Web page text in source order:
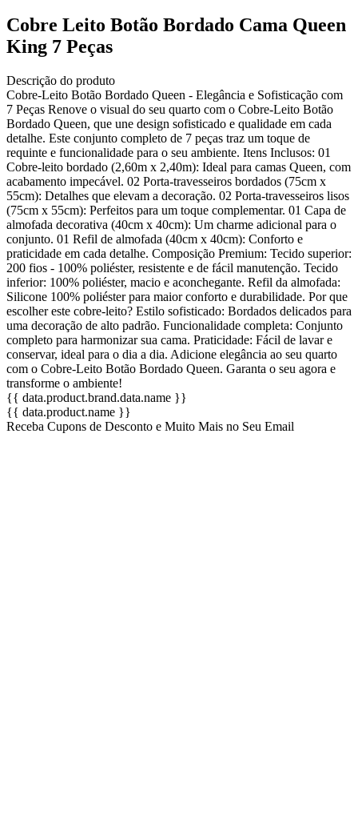
Cobre Leito Botão Bordado Cama Queen
King 7 Peças
Descrição do produto
Cobre-Leito Botão Bordado Queen - Elegância e Sofisticação com
7 Peças Renove o visual do seu quarto com o Cobre-Leito Botão
Bordado Queen, que une design sofisticado e qualidade em cada
detalhe. Este conjunto completo de 7 peças traz um toque de
requinte e funcionalidade para o seu ambiente. Itens Inclusos: 01
Cobre-leito bordado (2,60m x 2,40m): Ideal para camas Queen, com
acabamento impecável. 02 Porta-travesseiros bordados (75cm x
55cm): Detalhes que elevam a decoração. 02 Porta-travesseiros lisos
(75cm x 55cm): Perfeitos para um toque complementar. 01 Capa de
almofada decorativa (40cm x 40cm): Um charme adicional para o
conjunto. 01 Refil de almofada (40cm x 40cm): Conforto e
praticidade em cada detalhe. Composição Premium: Tecido superior:
200 fios - 100% poliéster, resistente e de fácil manutenção. Tecido
inferior: 100% poliéster, macio e aconchegante. Refil da almofada:
Silicone 100% poliéster para maior conforto e durabilidade. Por que
escolher este cobre-leito? Estilo sofisticado: Bordados delicados para
uma decoração de alto padrão. Funcionalidade completa: Conjunto
completo para harmonizar sua cama. Praticidade: Fácil de lavar e
conservar, ideal para o dia a dia. Adicione elegância ao seu quarto
com o Cobre-Leito Botão Bordado Queen. Garanta o seu agora e
transforme o ambiente!
{{ data.product.brand.data.name }}
{{ data.product.name }}
Receba Cupons de Desconto e Muito Mais no Seu Email